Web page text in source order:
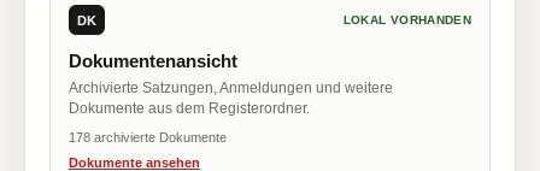
DK LOKAL VORHANDEN
Dokumentenansicht
Archivierte Satzungen, Anmeldungen und weitere
Dokumente aus dem Registerordner.
178 archivierte Dokumente
Dokumente ansehen